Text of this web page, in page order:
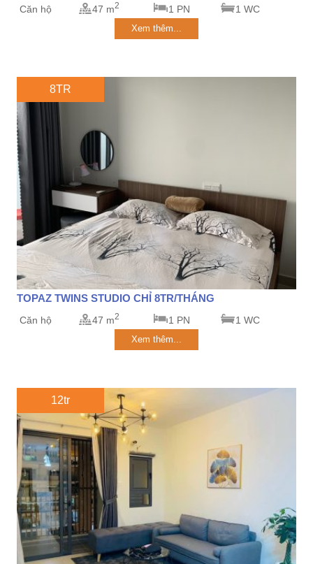
Căn hộ 47 m2 1 PN 1 WC
Xem thêm...
8TR
TOPAZ TWINS STUDIO CHỈ 8TR/THÁNG
Căn hộ 47 m2 1 PN 1 WC
Xem thêm...
12tr